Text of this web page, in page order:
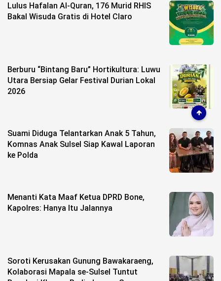
Lulus Hafalan Al-Quran, 176 Murid RHIS
Bakal Wisuda Gratis di Hotel Claro
Berburu “Bintang Baru” Hortikultura: Luwu
Utara Bersiap Gelar Festival Durian Lokal
2026
Suami Diduga Telantarkan Anak 5 Tahun,
Komnas Anak Sulsel Siap Kawal Laporan
ke Polda
Menanti Kata Maaf Ketua DPRD Bone,
Kapolres: Hanya Itu Jalannya
Soroti Kerusakan Gunung Bawakaraeng,
Kolaborasi Mapala se-Sulsel Tuntut